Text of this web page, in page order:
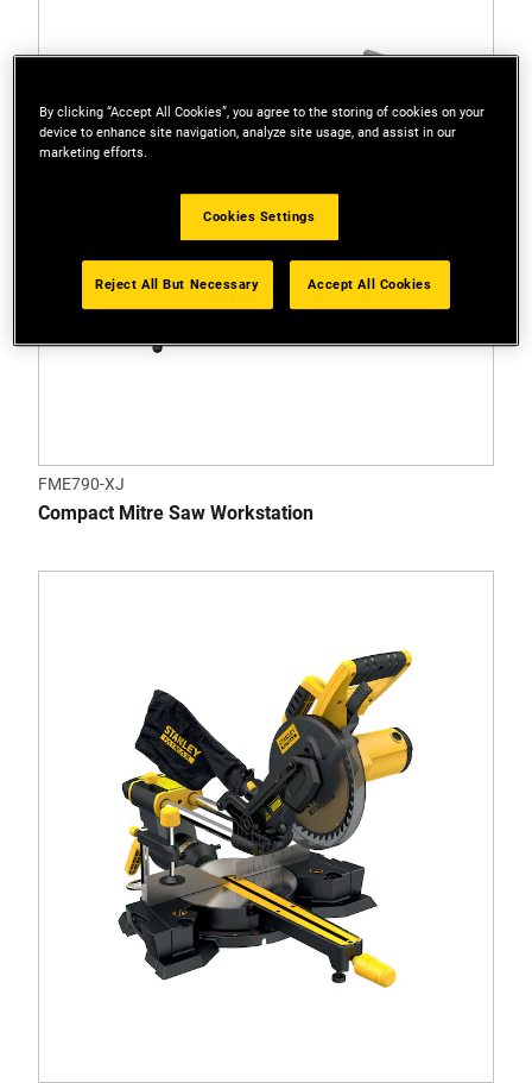
FME790-XJ
Compact Mitre Saw Workstation
By clicking “Accept All Cookies”, you agree to the storing of cookies on your
device to enhance site navigation, analyze site usage, and assist in our
marketing efforts.
Cookies Settings
Reject All But Necessary Accept All Cookies